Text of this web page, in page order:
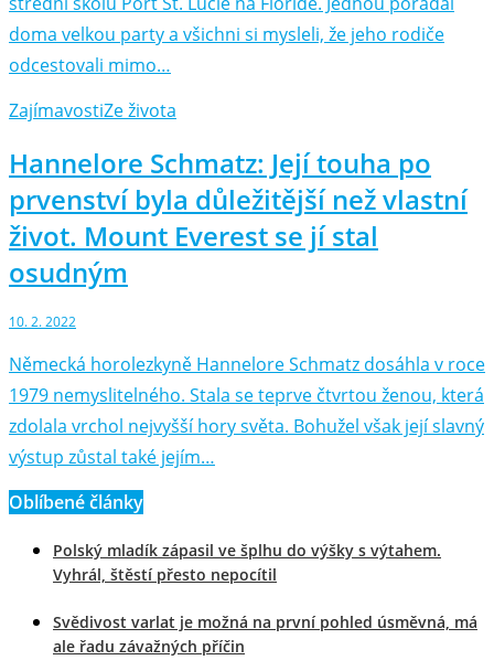
doma velkou party a všichni si mysleli, že jeho rodiče
odcestovali mimo…
ZajímavostiZe života
Hannelore Schmatz: Její touha po
prvenství byla důležitější než vlastní
život. Mount Everest se jí stal
osudným
10. 2. 2022
Německá horolezkyně Hannelore Schmatz dosáhla v roce
1979 nemyslitelného. Stala se teprve čtvrtou ženou, která
zdolala vrchol nejvyšší hory světa. Bohužel však její slavný
výstup zůstal také jejím…
Oblíbené články
Polský mladík zápasil ve šplhu do výšky s výtahem.
Vyhrál, štěstí přesto nepocítil
Svědivost varlat je možná na první pohled úsměvná, má
ale řadu závažných příčin